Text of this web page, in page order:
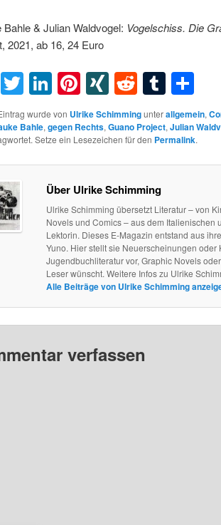
Bahle & Julian Waldvogel: Vogelschiss. Die
2021, ab 16, 24 Euro
Twitter
LinkedIn
Pinterest
XINGReddit
Tumblr
wurde von Ulrike Schimmingunterallgemein,
Bahle, gegen Rechts, Guano Project, Julian
Setze ein Lesezeichen für den Permalink.
Über Ulrike Schimming
Ulrike Schimming übersetzt Literatur – von
Novels und Comics – aus dem Italienischen
Lektorin. Dieses E-Magazin entstand aus
Yuno. Hier stellt sie Neuerscheinungen oder
Jugendbuchliteratur vor, Graphic Novels
Leser wünscht. Weitere Infos zu Ulrike
Alle Beiträge von Ulrike Schimming
verfassen